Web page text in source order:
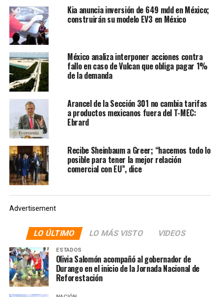
Históricamente, México ha mantenido una calificación
de grado de inversión. Standard & Poor’s y Fitch le
otorgan a México la calificación «BBB», mientras que
Moody’s lo coloca en «Baa1». Estas calificaciones
reflejan la percepción de que México es financieramente
estable y capaz de cumplir con sus obligaciones
financieras.
Te puede interesar:Seguros
para mujeres, un indispensable
para ellas
Pero, ¿qué implica realmente obtener o perder estos
grados de inversión? Para los países emergentes o en
desarrollo, la obtención de un grado de inversión puede
desencadenar una cascada de inversiones extranjeras. Es
atrayendo flujos de capital que pueden alimentar el
crecimiento económico, generar empleo y mejorar la
calidad de vida de los ciudadanos.
Sin embargo, perder estos grados puede ser
catastrófico. Es como si una tormenta se cerniera sobre
Kia anuncia inversión de 649 mdd en México;
construirán su modelo EV3 en México
México analiza interponer acciones contra
fallo en caso de Vulcan que obliga pagar 1%
de la demanda
Arancel de la Sección 301 no cambia tarifas
a productos mexicanos fuera del T-MEC:
Ebrard
Recibe Sheinbaum a Greer; “hacemos todo lo
posible para tener la mejor relación
comercial con EU”, dice
Advertisement
LO ÚLTIMO LO MÁS VISTO VIDEOS
ESTADOS
Olivia Salomón acompañó al gobernador de
Durango en el inicio de la Jornada Nacional de
Reforestación